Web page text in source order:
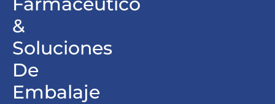
&
Soluciones
De
Embalaje